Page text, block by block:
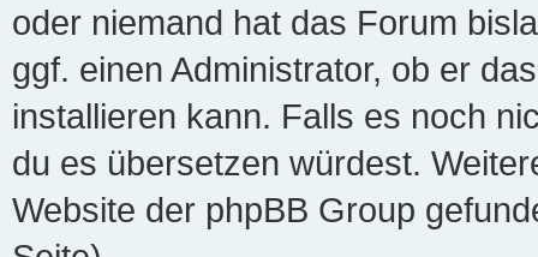
oder niemand hat das Forum
ggf. einen Administrator, ob er
installieren kann. Falls es noch
du es übersetzen würdest.
Website der phpBB Group